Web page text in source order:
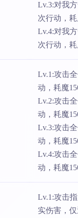
Lv.3:对我
次行动，
Lv.4:对我
次行动，
Lv.1:攻击
动，耗魔
Lv.2:攻击
动，耗魔
Lv.3:攻击
动，耗魔
Lv.4:攻击
动，耗魔
Lv.1:攻击
实伤害，